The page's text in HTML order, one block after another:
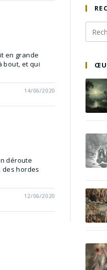
en grande
bout, et qui
14/06/2020
déroute
des hordes
12/06/2020